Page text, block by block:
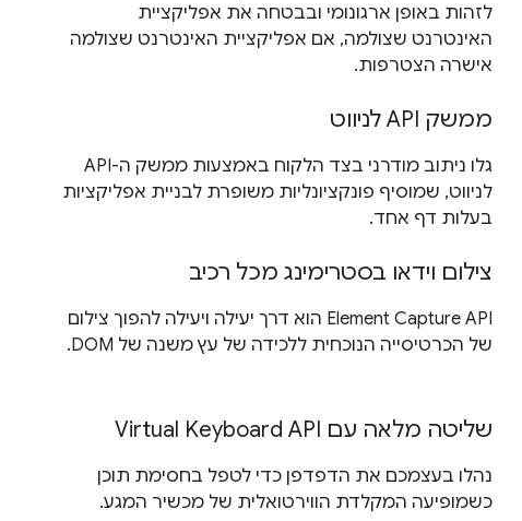
לזהות באופן ארגונומי ובבטחה את אפליקציית
האינטרנט שצולמה, אם אפליקציית האינטרנט שצולמה
אישרה הצטרפות.
ממשק API לניווט
גלו ניתוב מודרני בצד הלקוח באמצעות ממשק ה-API
לניווט, שמוסיף פונקציונליות משופרת לבניית אפליקציות
בעלות דף אחד.
צילום וידאו בסטרימינג מכל רכיב
Element Capture API הוא דרך יעילה ויעילה להפוך צילום
של הכרטיסייה הנוכחית ללכידה של עץ משנה של DOM.
שליטה מלאה עם Virtual Keyboard API
נהלו בעצמכם את הדפדפן כדי לטפל בחסימת תוכן
כשמופיעה המקלדת הווירטואלית של מכשיר המגע.